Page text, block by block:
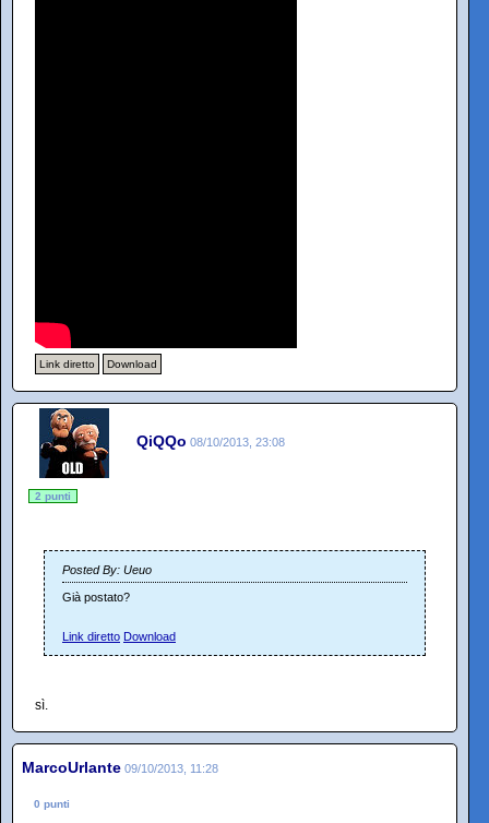
Link diretto Download
QiQQo 08/10/2013, 23:08
2 punti
Posted By: Ueuo
Già postato?
Link diretto Download
sì.
MarcoUrlante 09/10/2013, 11:28
0 punti